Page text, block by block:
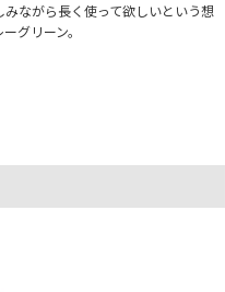
ながら長く使って欲しいという想
グリーン。